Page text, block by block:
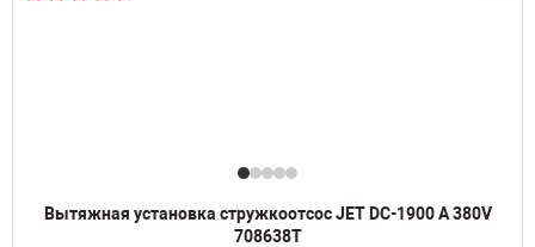
Вытяжная установка стружкоотсос JET DC-1900 A 380V
708638T